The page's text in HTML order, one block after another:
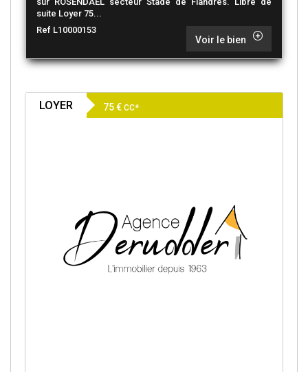
suite Loyer 75...
Ref L10000153
Voir le bien
LOYER 75 € CC*